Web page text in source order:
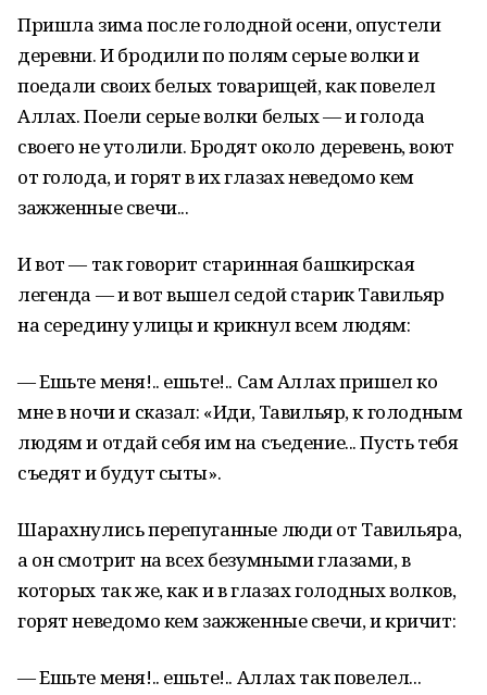
Пришла зима после голодной осени, опустели
деревни. И бродили по полям серые волки и
поедали своих белых товарищей, как повелел
Аллах. Поели серые волки белых — и голода
своего не утолили. Бродят около деревень, воют
от голода, и горят в их глазах неведомо кем
зажженные свечи...
И вот — так говорит старинная башкирская
легенда — и вот вышел седой старик Тавильяр
на середину улицы и крикнул всем людям:
— Ешьте меня!.. ешьте!.. Сам Аллах пришел ко
мне в ночи и сказал: «Иди, Тавильяр, к голодным
людям и отдай себя им на съедение... Пусть тебя
съедят и будут сыты».
Шарахнулись перепуганные люди от Тавильяра,
а он смотрит на всех безумными глазами, в
которых так же, как и в глазах голодных волков,
горят неведомо кем зажженные свечи, и кричит:
— Ешьте меня!.. ешьте!.. Аллах так повелел...